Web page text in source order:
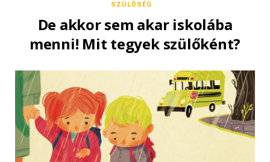
SZÜLŐSÉG
De akkor sem akar iskolába
menni! Mit tegyek szülőként?